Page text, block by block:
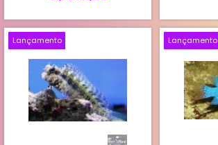
Lançamento Lançamento